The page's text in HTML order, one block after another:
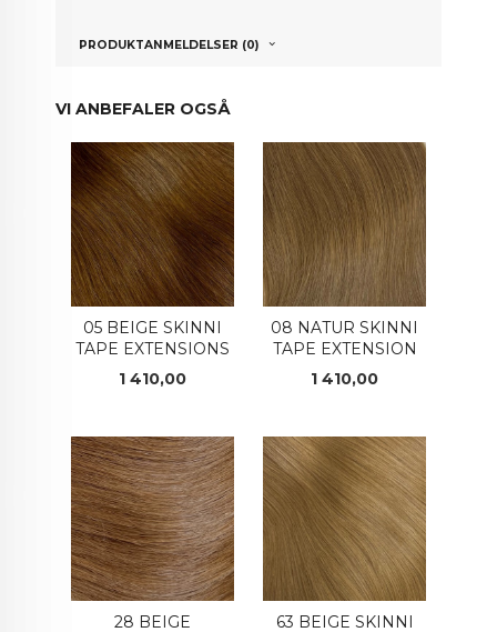
PRODUKTANMELDELSER (0)
VI ANBEFALER OGSÅ
05 BEIGE SKINNI
TAPE EXTENSIONS
Pris
1 410,00
08 NATUR SKINNI
TAPE EXTENSION
Pris
1 410,00
28 BEIGE
63 BEIGE SKINNI